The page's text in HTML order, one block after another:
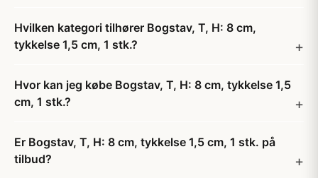
Hvilken kategori tilhører Bogstav, T, H: 8 cm,
tykkelse 1,5 cm, 1 stk.?
Hvor kan jeg købe Bogstav, T, H: 8 cm, tykkelse 1,5
cm, 1 stk.?
Er Bogstav, T, H: 8 cm, tykkelse 1,5 cm, 1 stk. på
tilbud?